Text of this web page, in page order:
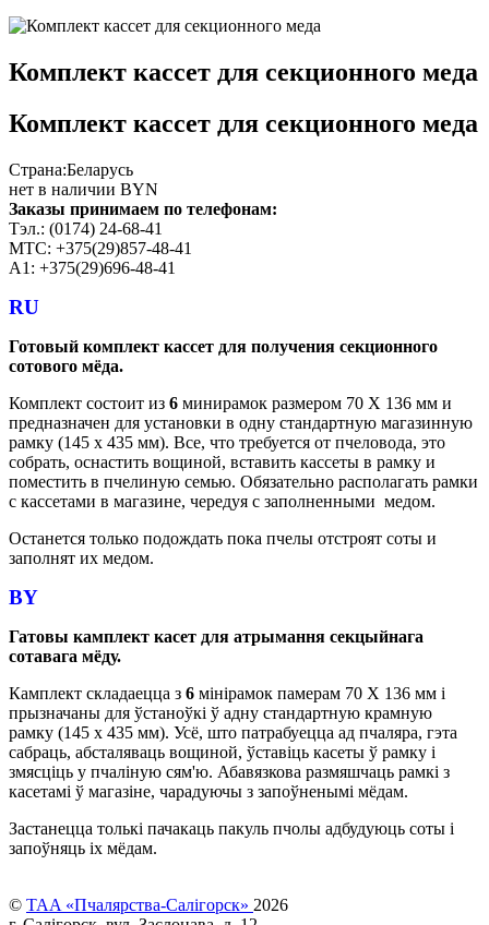
Комплект кассет для секционного меда
Комплект кассет для секционного меда
Страна:Беларусь
нет в наличии BYN
Заказы принимаем по телефонам:
Тэл.: (0174) 24-68-41
МТС: +375(29)857-48-41
А1: +375(29)696-48-41
RU
Готовый комплект кассет для получения секционного
сотового мёда.
Комплект состоит из 6 минирамок размером 70 Х 136 мм и
предназначен для установки в одну стандартную магазинную
рамку (145 х 435 мм). Все, что требуется от пчеловода, это
собрать, оснастить вощиной, вставить кассеты в рамку и
поместить в пчелиную семью. Обязательно располагать рамки
с кассетами в магазине, чередуя с заполненными медом.
Останется только подождать пока пчелы отстроят соты и
заполнят их медом.
BY
Гатовы камплект касет для атрымання секцыйнага
сотавага мёду.
Камплект складаецца з 6 мінірамок памерам 70 Х 136 мм і
прызначаны для ўстаноўкі ў адну стандартную крамную
рамку (145 х 435 мм). Усё, што патрабуецца ад пчаляра, гэта
сабраць, абсталяваць вощиной, ўставіць касеты ў рамку і
змясціць у пчаліную сям'ю. Абавязкова размяшчаць рамкі з
касетамі ў магазіне, чарадуючы з запоўненымі мёдам.
Застанецца толькі пачакаць пакуль пчолы адбудуюць соты і
запоўняць іх мёдам.
© TAA «Пчалярства-Салігорск» 2026